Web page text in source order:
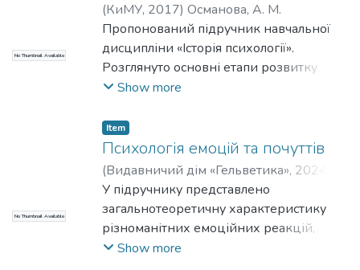
No Thumbnail Available
(КиМУ, 2017) Османова, А. М.
Пропонований підручник навчальної
дисципліни «Історія психології».
Розглянуто основні етапи розвитку
світової та української психологічної
ідей у Стародавній Греції до огляду
сучасних напрямків психологічних
досліджень. Подано основні
психологічні ідеї філософських
концепцій про душу, свідомість і
психології як самостійної науки.
Підручник розрахований на студентів
Show more
No Thumbnail Available
Item
Психологія емоцій та почуттів
(Видавничий дім «Гельветика», 2024
Цільмак, О. М.;Шмаленко, Ю. І.
Мілорадова, Н. Е.;Гарькавець, С. О.
У підручнику представлено
загальнотеоретичну характеристику
різноманітних емоційних реакцій,
емоційних станів і почуттів; розкрито
Show more